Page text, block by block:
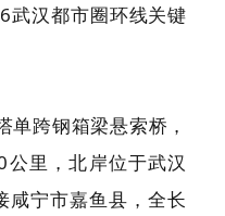
武汉都市圈环线关键
跨钢箱梁悬索桥，
里，北岸位于武汉
咸宁市嘉鱼县，全长